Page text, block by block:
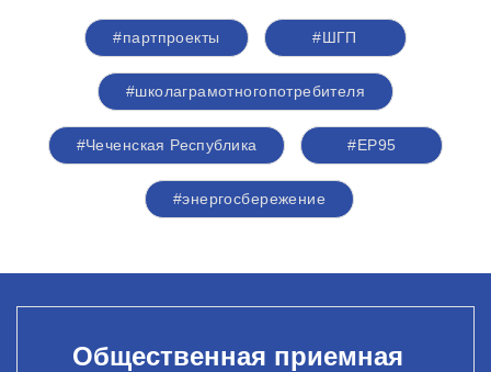
#партпроекты #ШГП
#школаграмотногопотребителя
#Чеченская Республика #ЕР95
#энергосбережение
Общественная приемная